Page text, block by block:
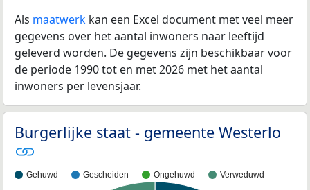
Als maatwerk kan een Excel document met veel meer
gegevens over het aantal inwoners naar leeftijd
geleverd worden. De gegevens zijn beschikbaar voor
de periode 1990 tot en met 2026 met het aantal
inwoners per levensjaar.
Burgerlijke staat - gemeente Westerlo
Gehuwd Gescheiden Ongehuwd Verweduwd